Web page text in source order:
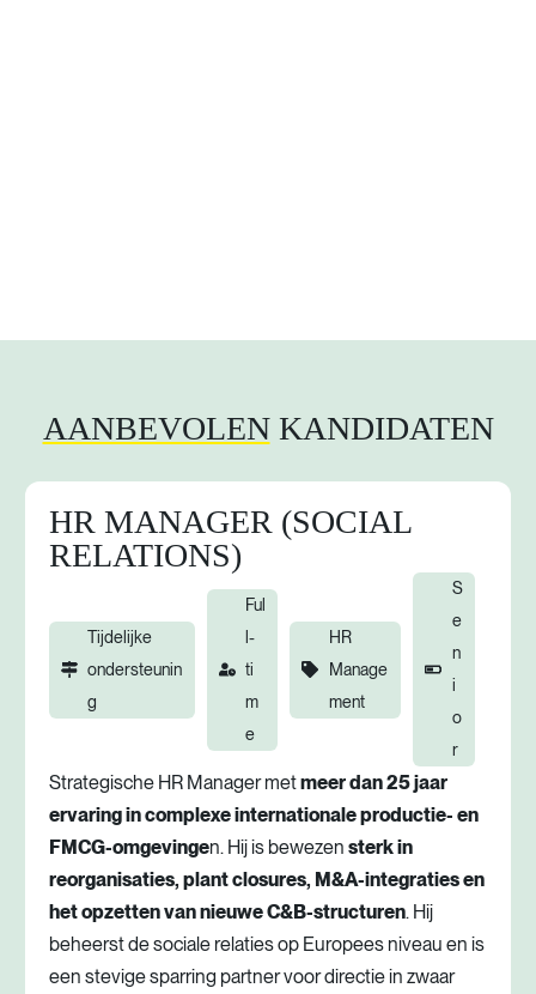
AANBEVOLENKANDIDATEN
HR MANAGER (SOCIAL
RELATIONS)
Tijdelijke
ondersteunin
g
Ful
l-
ti
m
e
HR
Manage
ment
S
e
n
i
o
r
Strategische HR Manager metmeer dan 25 jaar
ervaring in complexe internationale productie- en
FMCG-omgevingen. Hij is bewezen sterk in
reorganisaties, plant closures, M&A-integraties en
het opzetten van nieuwe C&B-structuren. Hij
beheerst de sociale relaties op Europees niveau en is
een stevige sparring partner voor directie in zwaar